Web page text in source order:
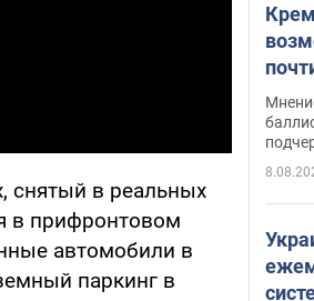
снятый в реальных
в прифронтовом
автомобили в
паркинг в